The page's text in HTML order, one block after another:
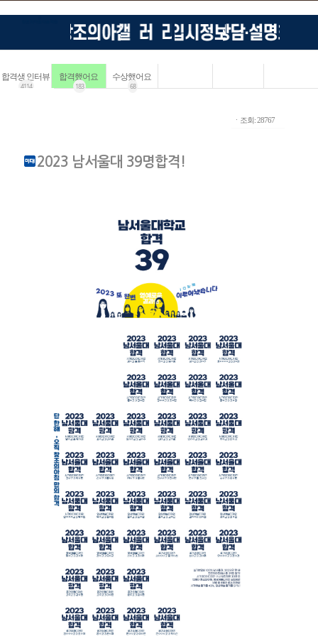
합격생 인터뷰
4114
합격했어요
183
수상했어요
68
ㆍ조회: 28767
2023 남서울대 39명합격!